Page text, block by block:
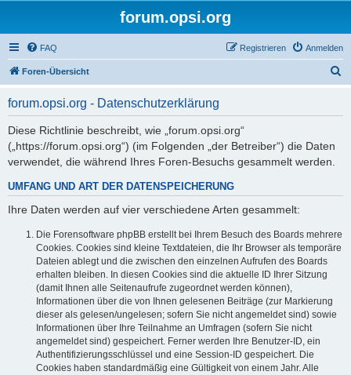
forum.opsi.org
FAQ Anmelden
Registrieren
Foren-Übersicht
forum.opsi.org - Datenschutzerklärung
Diese Richtlinie beschreibt, wie „forum.opsi.org“
(„https://forum.opsi.org“) (im Folgenden „der Betreiber“) die Daten
verwendet, die während Ihres Foren-Besuchs gesammelt werden.
UMFANG UND ART DER DATENSPEICHERUNG
Ihre Daten werden auf vier verschiedene Arten gesammelt:
Die Forensoftware phpBB erstellt bei Ihrem Besuch des Boards mehrere
Cookies. Cookies sind kleine Textdateien, die Ihr Browser als temporäre
Dateien ablegt und die zwischen den einzelnen Aufrufen des Boards
erhalten bleiben. In diesen Cookies sind die aktuelle ID Ihrer Sitzung
(damit Ihnen alle Seitenaufrufe zugeordnet werden können),
Informationen über die von Ihnen gelesenen Beiträge (zur Markierung
dieser als gelesen/ungelesen; sofern Sie nicht angemeldet sind) sowie
Informationen über Ihre Teilnahme an Umfragen (sofern Sie nicht
angemeldet sind) gespeichert. Ferner werden Ihre Benutzer-ID, ein
Authentifizierungsschlüssel und eine Session-ID gespeichert. Die
Cookies haben standardmäßig eine Gültigkeit von einem Jahr. Alle